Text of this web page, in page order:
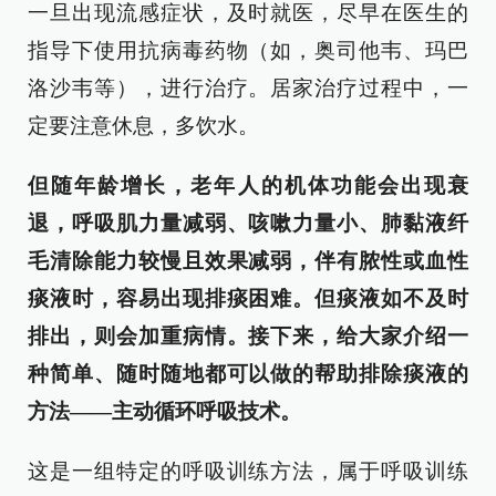
一旦出现流感症状，及时就医，尽早在医生的
指导下使用抗病毒药物（如，奥司他韦、玛巴
洛沙韦等），进行治疗。居家治疗过程中，一
定要注意休息，多饮水。
但随年龄增长，老年人的机体功能会出现衰
退，呼吸肌力量减弱、咳嗽力量小、肺黏液纤
毛清除能力较慢且效果减弱，伴有脓性或血性
痰液时，容易出现排痰困难。但痰液如不及时
排出，则会加重病情。接下来，给大家介绍一
种简单、随时随地都可以做的帮助排除痰液的
方法——主动循环呼吸技术。
这是一组特定的呼吸训练方法，属于呼吸训练